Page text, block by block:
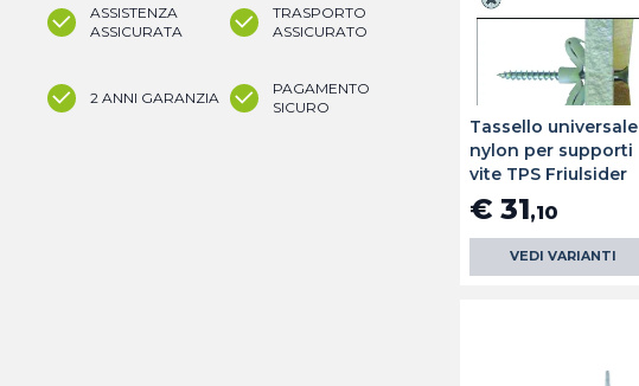
ASSISTENZA
ASSICURATA
TRASPORTO
ASSICURATO
2 ANNI GARANZIA
PAGAMENTO
SICURO
Tassello universale
nylon per supporti
vite TPS Friulsider
€ 31,10
VEDI VARIANTI